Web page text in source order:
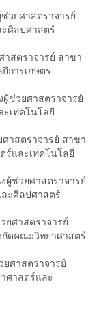
วยศาสตราจารย์
ศิลปศาสตร์
าสตราจารย์ สาขา
การเกษตร
ช่วยศาสตราจารย์
เทคโนโลยี
าสตราจารย์ สาขา
ร์และเทคโนโลยี
ผู้ช่วยศาสตราจารย์
ะศิลปศาสตร์
ยศาสตราจารย์
กัดคณะวิทยาศาสตร์
ศาสตราจารย์
ศาสตร์และ